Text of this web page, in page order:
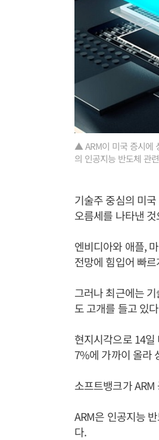
▲ ARM이 미국 증시에
의 인공지능 반도체 관
기술주 중심의 미
오름세를 나타낸
엔비디아와 애플,
전망에 힘입어 빠
그러나 최근에는
도 고개를 들고 있
현지시각으로 14
7%에 가까이 올라
소프트뱅크가
ARM은 인공지능
다.